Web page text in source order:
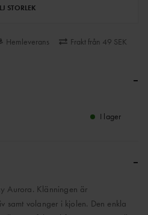
STORLEK
Hemleverans Frakt från 49 SEK
–
I lager
–
Aurora. Klänningen är
samt volanger i kjolen. Den enkla